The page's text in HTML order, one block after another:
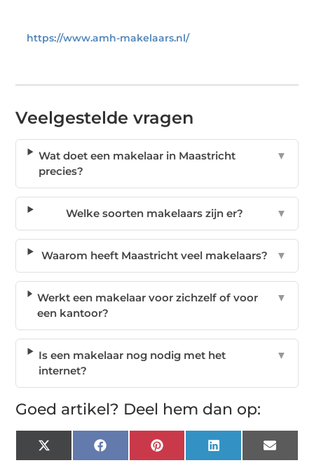
https://www.amh-makelaars.nl/
Veelgestelde vragen
Wat doet een makelaar in Maastricht
precies?
▼
Welke soorten makelaars zijn er? ▼
Waarom heeft Maastricht veel makelaars? ▼
Werkt een makelaar voor zichzelf of voor
een kantoor?
▼
Is een makelaar nog nodig met het
internet?
▼
Goed artikel? Deel hem dan op:
X
(Twitter)
FacebookPinterest LinkedIn Email